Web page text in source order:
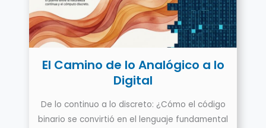
El Camino de lo Analógico a lo
Digital
De lo continuo a lo discreto: ¿Cómo el código
binario se convirtió en el lenguaje fundamental